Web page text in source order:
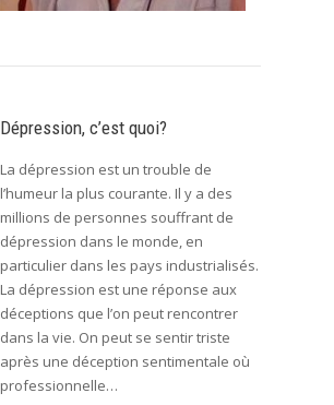
Dépression, c’est quoi?
La dépression est un trouble de
l’humeur la plus courante. Il y a des
millions de personnes souffrant de
dépression dans le monde, en
particulier dans les pays industrialisés.
La dépression est une réponse aux
déceptions que l’on peut rencontrer
dans la vie. On peut se sentir triste
après une déception sentimentale où
professionnelle…